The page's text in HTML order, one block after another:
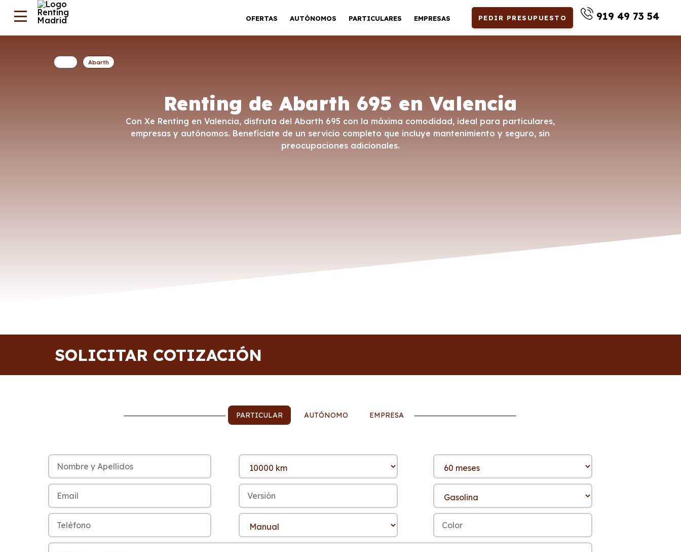
OFERTAS AUTÓNOMOS PARTICULARES EMPRESAS PEDIR PRESUPUESTO 919 49 73 54
Renting de Abarth 695 en Valencia
Con Xe Renting en Valencia, disfruta del Abarth 695 con la máxima comodidad, ideal para particulares,
empresas y autónomos. Benefíciate de un servicio completo que incluye mantenimiento y seguro, sin
preocupaciones adicionales.
Abarth
SOLICITAR COTIZACIÓN
PARTICULAR AUTÓNOMO EMPRESA